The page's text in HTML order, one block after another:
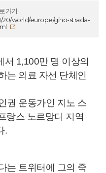
가기
20/world/europe/gino-strada-
서 1,100만 명 이상의
는 의료 자선 단체인
권 운동가인 지노 스
랑스 노르망디 지역
.
는 트위터에 그의 죽